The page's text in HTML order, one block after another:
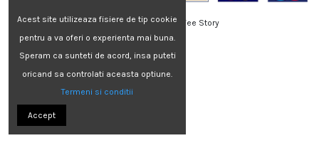
Copyright © 2020 Coffee Story
ANPC|S.O.L
Acest site utilizeaza fisiere de tip cookie
pentru a va oferi o experienta mai buna.
Speram ca sunteti de acord, insa puteti
oricand sa controlati aceasta optiune.
Termeni si conditii
Accept